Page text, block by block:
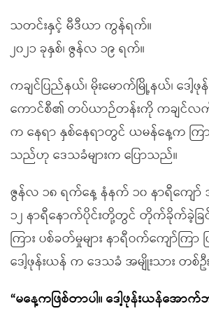
သတင်းနှင့် မီဒီယာ ကွန်ရက်။
၂၀၂၁ ခုနှစ်၊ ဇွန်လ ၁၉ ရက်။
ကချင်ပြည်နယ်၊ မိုးမောက်မြို့နယ်၊ ဒေါ့
ကောင်စီ၏ တပ်ယာဉ်တန်းကို ကချင်လ
က နေရာ နှစ်နေရာတွင် ယမန်နေ့က က
သည်ဟု ဒေသခံများက ပြောသည်။
ဇွန်လ ၁၈ ရက်နေ့ နံနက် ၁၀ နာရီကျော်
၁၂ နာရီနောက်ပိုင်းတို့တွင် တိုက်ခိုက်ခဲ့ခြင်
ကြား ပစ်ခတ်မှုများ နာရီဝက်ကျော်ကြ
ဒေါ့ဖုန်းယန် က ဒေသခံ အမျိုးသား တစ်
“မနေ့ကဖြစ်တာပါ။ ဒေါ့ဖုန်းယန်အေ